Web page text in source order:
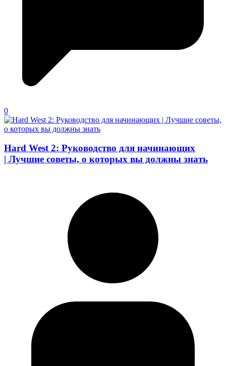
0
Hard West 2: Руководство для начинающих
| Лучшие советы, о которых вы должны знать